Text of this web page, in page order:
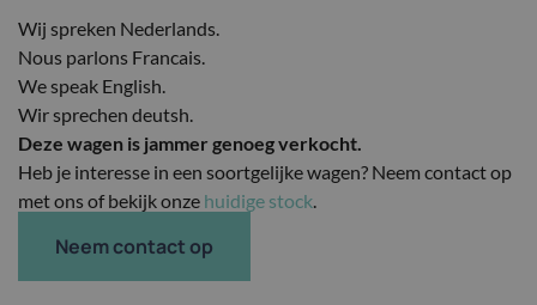
Wij spreken Nederlands.
Nous parlons Francais.
We speak English.
Wir sprechen deutsh.
Deze wagen is jammer genoeg verkocht.
Heb je interesse in een soortgelijke wagen? Neem contact op
met ons of bekijk onze huidige stock.
Neem contact op